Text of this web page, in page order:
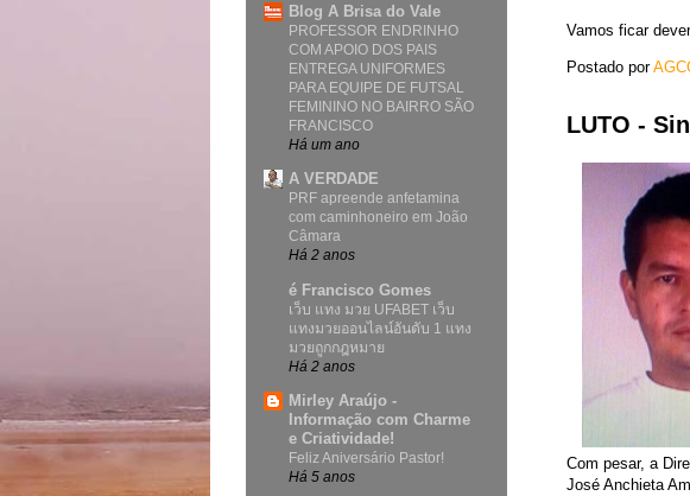
Vamos ficar
Postado por
LUTO -
Com pesar, a
José Anchieta
Blog A Brisa do Vale
PROFESSOR ENDRINHO
COM APOIO DOS PAIS
ENTREGA UNIFORMES
PARA EQUIPE DE FUTSAL
FEMININO NO BAIRRO SÃO
FRANCISCO
Há um ano
A VERDADE
PRF apreende anfetamina
com caminhoneiro em João
Câmara
Há 2 anos
é Francisco Gomes
เว็บ แทง มวย UFABET เว็บ
แทงมวยออนไลน์อันดับ 1 แทง
มวยถูกกฎหมาย
Há 2 anos
Mirley Araújo -
Informação com Charme
e Criatividade!
Feliz Aniversário Pastor!
Há 5 anos